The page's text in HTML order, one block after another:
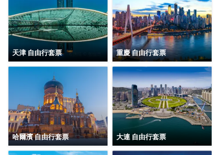
天津 自由行套票 重慶 自由行套票
哈爾濱 自由行套票 大連 自由行套票